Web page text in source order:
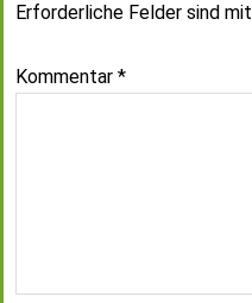
Erforderliche Felder sind mit
Kommentar *